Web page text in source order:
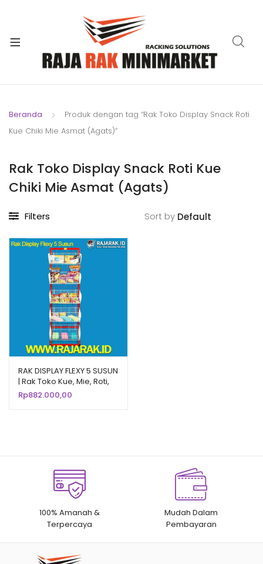
Beranda
Produk dengan tag “Rak Toko Display Snack Roti
Kue Chiki Mie Asmat (Agats)”
Rak Toko Display Snack Roti Kue
Chiki Mie Asmat (Agats)
Filters Sort by
RAK DISPLAY FLEXY 5 SUSUN
| Rak Toko Kue, Mie, Roti,
Snack, Chiki
Rp882.000,00
100% Amanah &
Terpercaya
Mudah Dalam
Pembayaran